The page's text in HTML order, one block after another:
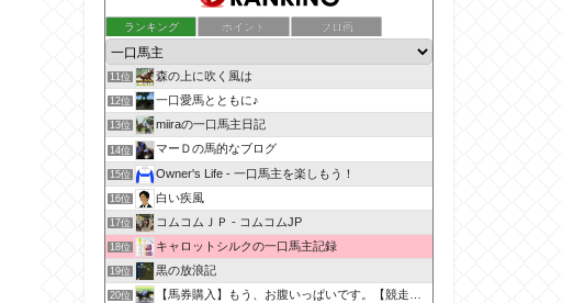
ランキング ポイント ブロ画
11位 森の上に吹く風は
12位 一口愛馬とともに♪
13位 miiraの一口馬主日記
14位 マーＤの馬的なブログ
15位 Owner's Life - 一口馬主を楽しもう！
16位 白い疾風
17位 コムコムＪＰ - コムコムJP
18位 キャロットシルクの一口馬主記録
19位 黒の放浪記
20位 【馬券購入】もう、お腹いっぱいです。【競走馬出資】